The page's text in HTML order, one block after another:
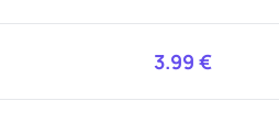
3.99 €